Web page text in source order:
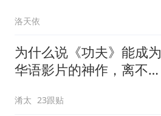
洛天依
为什么说《功夫》能成为
华语影片的神作，离不开
淆太 23跟贴